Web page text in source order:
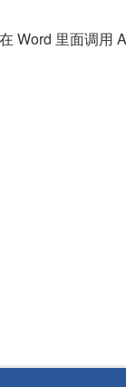
Word 里面调用